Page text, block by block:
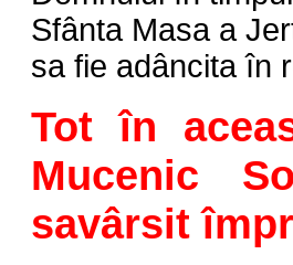
Sfânta Masa a
sa fie adâncita în
Tot în
Mucenic
savârsit